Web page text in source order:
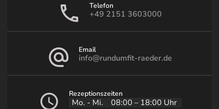
Telefon
+49 2151 3603000
Email
info@rundumfit-raeder.de
Rezeptionszeiten
Mo. - Mi.
08:00 – 18:00 Uhr